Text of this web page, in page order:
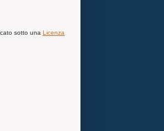
sotto una Licenza